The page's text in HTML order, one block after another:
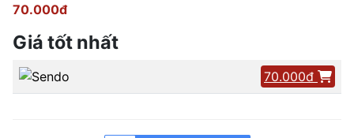
70.000đ
Giá tốt nhất
70.000đ